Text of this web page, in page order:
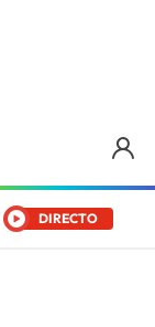
DIRECTO